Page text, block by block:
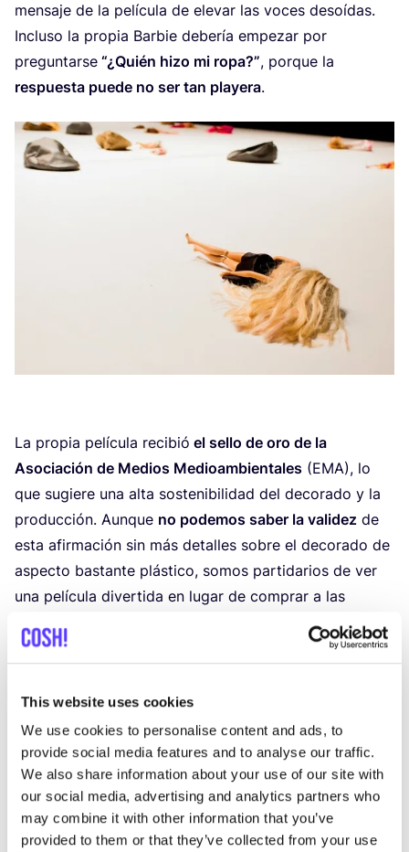
This website uses cookies
We use cookies to personalise content and ads, to
provide social media features and to analyse our traffic.
We also share information about your use of our site with
our social media, advertising and analytics partners who
may combine it with other information that you’ve
provided to them or that they’ve collected from your use
men­sa­je de la pelí­cu­la de ele­var las voces desoí­das.
Inclu­so la pro­pia Bar­bie debe­ría empe­zar por
pre­gun­tar­se “¿Quién hizo mi ropa?”, por­que la
res­pues­ta pue­de no ser tan pla­ye­ra.
La pro­pia pelí­cu­la reci­bió el sello de oro de la
Aso­cia­ción de Medios Medioam­bien­ta­les (EMA), lo
que sugie­re una alta sos­te­ni­bi­li­dad del deco­ra­do y la
pro­duc­ción. Aun­que no pode­mos saber la vali­dez de
esta afir­ma­ción sin más deta­lles sobre el deco­ra­do de
aspec­to bas­tan­te plás­ti­co, somos par­ti­da­rios de ver
una pelí­cu­la diver­ti­da en lugar de com­prar a las
mar­cas de moda rápi­da que se bene­fi­cian de ella. Así
que esta­mos aquí para ayu­dar­te a encon­trar
<strong>¿Barbielandia? No,
¡bienvenido al mágico mundo de
las bibliotecas de ropa!</strong>